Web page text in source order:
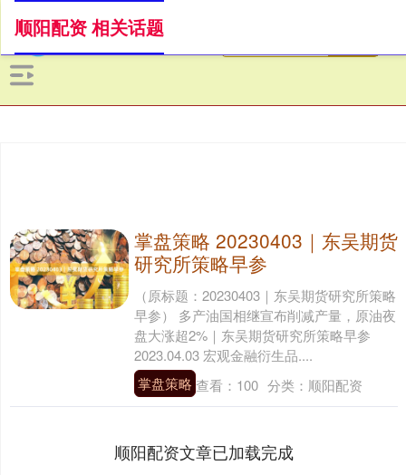
顺阳配资 相关话题
掌盘策略 20230403｜东吴期货
研究所策略早参
（原标题：20230403｜东吴期货研究所策略
早参） 多产油国相继宣布削减产量，原油夜
盘大涨超2%｜东吴期货研究所策略早参
2023.04.03 宏观金融衍生品....
掌盘策略 查看： 100 分类： 顺阳配资
顺阳配资文章已加载完成